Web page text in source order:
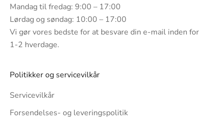
Mandag til fredag: 9:00 – 17:00
Lørdag og søndag: 10:00 – 17:00
Vi gør vores bedste for at besvare din e-mail inden for
1-2 hverdage.
Politikker og servicevilkår
Servicevilkår
Forsendelses- og leveringspolitik